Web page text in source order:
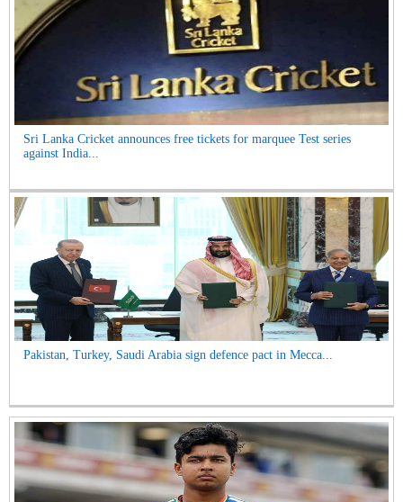
Sri Lanka Cricket announces free tickets for marquee Test series
against India...
Pakistan, Turkey, Saudi Arabia sign defence pact in Mecca...